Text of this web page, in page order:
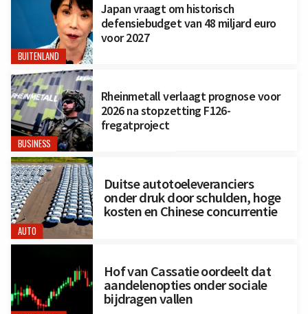
BUITENLAND
Japan vraagt om historisch
defensiebudget van 48 miljard euro
voor 2027
BUSINESS
Rheinmetall verlaagt prognose voor
2026 na stopzetting F126-
fregatproject
AUTO
Duitse autotoeleveranciers
onder druk door schulden, hoge
kosten en Chinese concurrentie
Hof van Cassatie oordeelt dat
aandelenopties onder sociale
bijdragen vallen